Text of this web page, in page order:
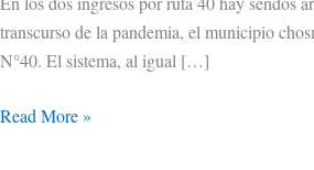
transcurso de la pandemia, el municipio
N°40. El sistema, al igual […]
Read More »